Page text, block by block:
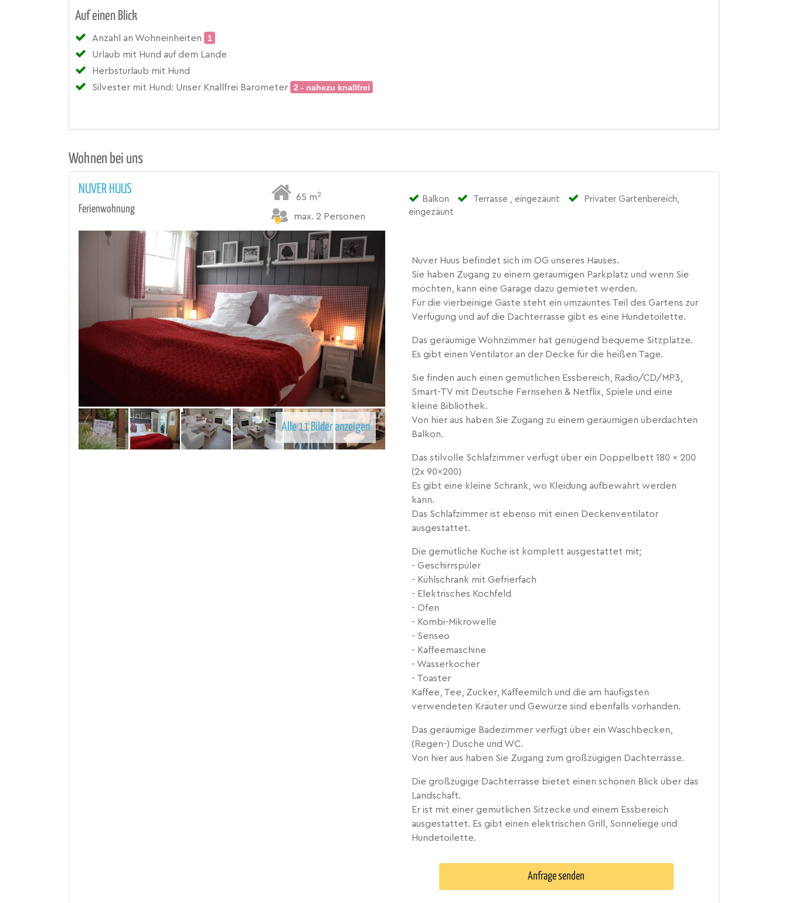
Auf einen Blick
Anzahl an Wohneinheiten
1
Urlaub mit Hund auf dem Lande
Herbsturlaub mit Hund
Silvester mit Hund: Unser Knallfrei Barometer
2 - nahezu knallfrei
Wohnen bei uns
NUVER HUUS
Ferienwohnung
65 m2
max. 2 Personen
Balkon Terrasse , eingezäunt
Privater Gartenbereich,
eingezäunt
Alle 11 Bilder anzeigen
Nuver Huus befindet sich im OG unseres Hauses.
Sie haben Zugang zu einem geräumigen Parkplatz und wenn Sie
möchten, kann eine Garage dazu gemietet werden.
Für die vierbeinige Gäste steht ein umzäuntes Teil des Gartens zur
Verfügung und auf die Dachterrasse gibt es eine Hundetoilette.
Das geräumige Wohnzimmer hat genügend bequeme Sitzplätze.
Es gibt einen Ventilator an der Decke für die heißen Tage.
Sie finden auch einen gemütlichen Essbereich, Radio/CD/MP3,
Smart-TV mit Deutsche Fernsehen & Netflix, Spiele und eine
kleine Bibliothek.
Von hier aus haben Sie Zugang zu einem geräumigen überdachten
Balkon.
Das stilvolle Schlafzimmer verfügt über ein Doppelbett 180 x 200
(2x 90x200)
Es gibt eine kleine Schrank, wo Kleidung aufbewahrt werden
kann.
Das Schlafzimmer ist ebenso mit einen Deckenventilator
ausgestattet.
Die gemütliche Küche ist komplett ausgestattet mit;
- Geschirrspüler
- Kühlschrank mit Gefrierfach
- Elektrisches Kochfeld
- Ofen
- Kombi-Mikrowelle
- Senseo
- Kaffeemaschine
- Wasserkocher
- Toaster
Kaffee, Tee, Zucker, Kaffeemilch und die am häufigsten
verwendeten Kräuter und Gewürze sind ebenfalls vorhanden.
Das geräumige Badezimmer verfügt über ein Waschbecken,
(Regen-) Dusche und WC.
Von hier aus haben Sie Zugang zum großzügigen Dachterrasse.
Die großzügige Dachterrasse bietet einen schönen Blick über das
Landschaft.
Er ist mit einer gemütlichen Sitzecke und einem Essbereich
ausgestattet. Es gibt einen elektrischen Grill, Sonneliege und
Hundetoilette.
Anfrage senden